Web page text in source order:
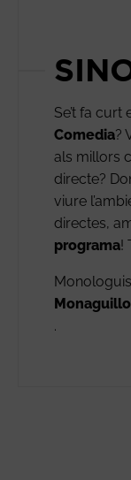
Se’t fa
Comedia?
als millors
directe?
viure
directes,
programa!
Monaguillo
.